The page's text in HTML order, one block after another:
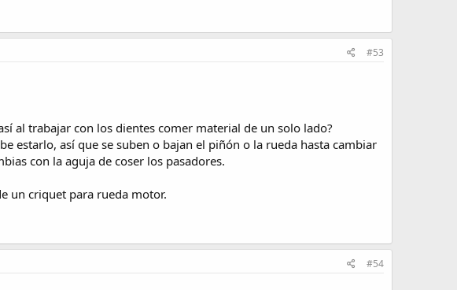
#53
al trabajar con los dientes comer material de un solo lado?
estarlo, así que se suben o bajan el piñón o la rueda hasta cambiar
con la aguja de coser los pasadores.
un criquet para rueda motor.
#54